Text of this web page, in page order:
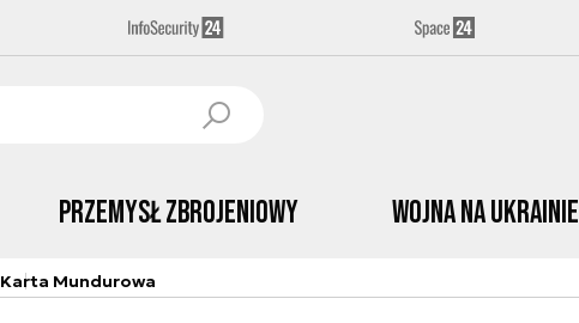
Przemysł Zbrojeniowy Wojna na Ukrainie
Karta Mundurowa